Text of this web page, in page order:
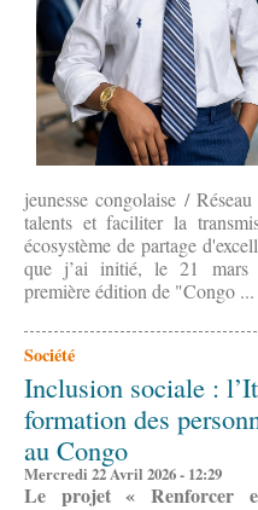
jeunesse congolaise /
talents et faciliter la
écosystème de partage
que j’ai initié, le 21 mars
première édition de "Congo ...
Société
Inclusion sociale :
formation des
au Congo
Mercredi 22 Avril 2026 - 12:29
Le projet « Renforcer